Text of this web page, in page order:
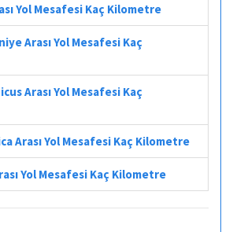
Yol Mesafesi Kaç Kilometre
Arası Yol Mesafesi Kaç
Arası Yol Mesafesi Kaç
Arası Yol Mesafesi Kaç Kilometre
Yol Mesafesi Kaç Kilometre